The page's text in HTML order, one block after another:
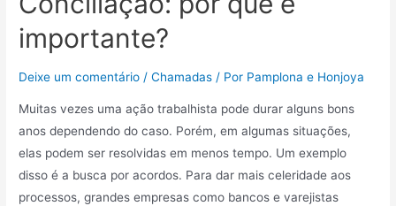
importante?
Deixe um comentário /Chamadas / Por Pamplona e Honjoya
Muitas vezes uma ação trabalhista pode durar alguns bons
anos dependendo do caso. Porém, em algumas situações,
elas podem ser resolvidas em menos tempo. Um exemplo
disso é a busca por acordos. Para dar mais celeridade aos
processos, grandes empresas como bancos e varejistas